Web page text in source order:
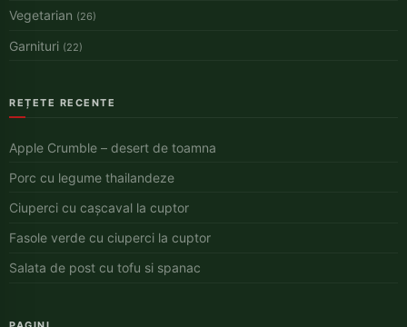
Vegetarian (26)
Garnituri (22)
REȚETE RECENTE
Apple Crumble – desert de toamna
Porc cu legume thailandeze
Ciuperci cu cașcaval la cuptor
Fasole verde cu ciuperci la cuptor
Salata de post cu tofu si spanac